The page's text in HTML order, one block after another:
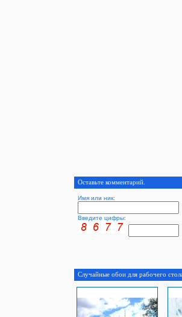
Оставьте комментарий.
Имя или ник:
Введите цифры:
Случайные обои для рабочего